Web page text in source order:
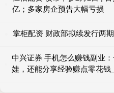
亿；多家房企预告大幅亏损
掌柜配资 财政部拟续发行两
中兴证券 手机怎么赚钱副业
娃，还能分享经验赚点零花钱